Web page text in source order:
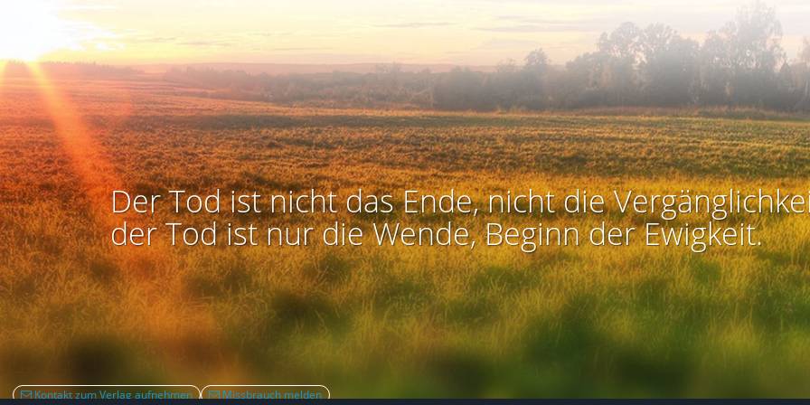
Der Tod ist nicht das Ende, nicht die
der Tod ist nur die Wende, Beginn der Ewigkeit.
Kontakt zum Verlag aufnehmen Missbrauch melden